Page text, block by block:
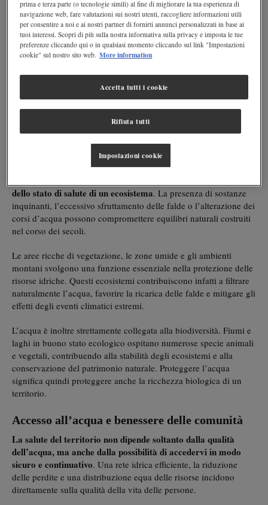
salute del territoriopuò essere valutata anche attraverso lo stato
delle suerisorse idriche.
Quando l’acqua è pulita, accessibile e gestita in modo
responsabile, il territorio dimostra una maggiore capacità di
garantire una buona qualità della vita alle comunità. Al contrario,
fenomeni come inquinamento, sprechi, siccità e consumo
Acqua e qualità ambientale: un legame
dello stato di salute di un ecosistema. La presenza di sostanze
inquinanti, l’eccessivo sfruttamento delle falde o l’alterazione dei
corsi d’acqua possono compromettere equilibri naturali costruiti
nel corso dei secoli.
Le aree ricche di vegetazione, le zone umide e gli ambienti
montani svolgono una funzione essenziale nella protezione delle
risorse idriche. Questi ecosistemi contribuiscono infatti a filtrare
naturalmente l’acqua, favorire la ricarica delle falde e mitigare gli
effetti degli eventi climatici estremi.
L’acqua è inoltre strettamente collegata alla biodiversità. Fiumi e
laghi in buono stato ecologico ospitano numerose specie animali
e vegetali, contribuendo alla stabilità degli ecosistemi e alla
conservazione del patrimonio naturale. Proteggere l’acqua
significa quindi proteggere anche la ricchezza biologica di un
territorio.
Accesso all’acqua e benessere delle comunità
La salute del territorio non dipende soltanto dalla qualità
dell’acqua, ma anche dalla possibilità di accedervi in modo
sicuro e continuativo. Una rete idrica efficiente, la riduzione
delle perdite e una distribuzione equa delle risorse incidono
direttamente sulla qualità della vita delle persone.
prima e terza parte (o tecnologie simili) al fine di migliorare la tua esperienza di
navigazione web, fare valutazioni sui nostri utenti, raccogliere informazioni utili
per consentire a noi e ai nostri partner di fornirti annunci personalizzati in base ai
tuoi interessi. Scopri di più sulla nostra informativa sulla privacy e imposta le tue
preferenze cliccando qui o in qualsiasi momento cliccando sul link "Impostazioni
cookie" sul nostro sito web. More information
Rifiuta tutti
Accetta tutti i cookie
Impostazioni cookie